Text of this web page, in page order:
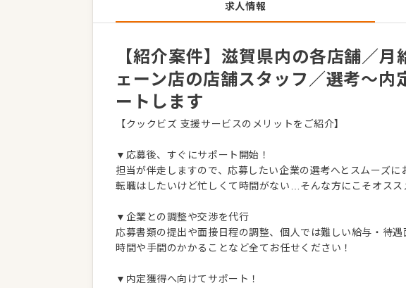
求人情報
【紹介案件】滋賀県内の各店舗／
ェーン店の店舗スタッフ／選考～内
ートします
【クックビズ 支援サービスのメリットをご紹介】
▼応募後、すぐにサポート開始！
担当が伴走しますので、応募したい企業の選考へとスムーズに
転職はしたいけど忙しくて時間がない…そんな方にこそオスス
▼企業との調整や交渉を代行
応募書類の提出や面接日程の調整、個人では難しい給与・待遇
時間や手間のかかることなど全てお任せください！
▼内定獲得へ向けてサポート！